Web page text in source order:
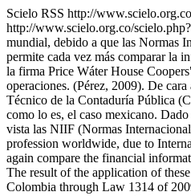
Scielo RSS http://
http://www.scielo.org.co/
mundial, debido a que las Normas
permite cada vez más comparar la
la firma Price Wáter House
operaciones. (Pérez, 2009). De
Técnico de la Contaduría Pública
como lo es, el caso mexicano.
vista las NIIF (Normas
profession worldwide, due to
again compare the financial
The result of the application of
Colombia through Law 1314 of